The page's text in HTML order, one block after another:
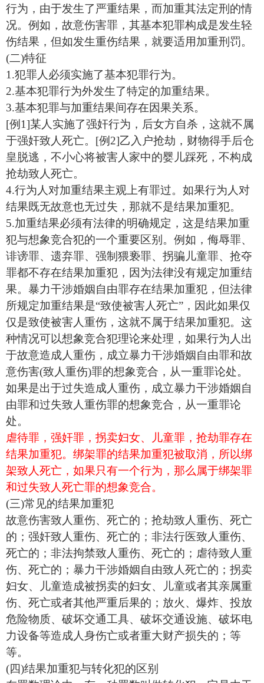
行为，由于发生了严重结果，而加重其法定刑的情
况。例如，故意伤害罪，其基本犯罪构成是发生轻
伤结果，但如发生重伤结果，就要适用加重刑罚。
(二)特征
1.犯罪人必须实施了基本犯罪行为。
2.基本犯罪行为外发生了特定的加重结果。
3.基本犯罪与加重结果间存在因果关系。
[例1]某人实施了强奸行为，后女方自杀，这就不属
于强奸致人死亡。[例2]乙入户抢劫，财物得手后仓
皇脱逃，不小心将被害人家中的婴儿踩死，不构成
抢劫致人死亡。
4.行为人对加重结果主观上有罪过。如果行为人对
结果既无故意也无过失，那就不是结果加重犯。
5.加重结果必须有法律的明确规定，这是结果加重
犯与想象竞合犯的一个重要区别。例如，侮辱罪、
诽谤罪、遗弃罪、强制猥亵罪、拐骗儿童罪、抢夺
罪都不存在结果加重犯，因为法律没有规定加重结
果。暴力干涉婚姻自由罪存在结果加重犯，但法律
所规定加重结果是“致使被害人死亡”，因此如果仅
仅是致使被害人重伤，这就不属于结果加重犯。这
种情况可以想象竞合犯理论来处理，如果行为人出
于故意造成人重伤，成立暴力干涉婚姻自由罪和故
意伤害(致人重伤)罪的想象竞合，从一重罪论处。
如果是出于过失造成人重伤，成立暴力干涉婚姻自
由罪和过失致人重伤罪的想象竞合，从一重罪论
处。
虐待罪，强奸罪，拐卖妇女、儿童罪，抢劫罪存在
结果加重犯。绑架罪的结果加重犯被取消，所以绑
架致人死亡，如果只有一个行为，那么属于绑架罪
和过失致人死亡罪的想象竞合。
(三)常见的结果加重犯
故意伤害致人重伤、死亡的；抢劫致人重伤、死亡
的；强奸致人重伤、死亡的；非法行医致人重伤、
死亡的；非法拘禁致人重伤、死亡的；虐待致人重
伤、死亡的；暴力干涉婚姻自由致人死亡的；拐卖
妇女、儿童造成被拐卖的妇女、儿童或者其亲属重
伤、死亡或者其他严重后果的；放火、爆炸、投放
危险物质、破坏交通工具、破坏交通设施、破坏电
力设备等造成人身伤亡或者重大财产损失的；等
等。
(四)结果加重犯与转化犯的区别